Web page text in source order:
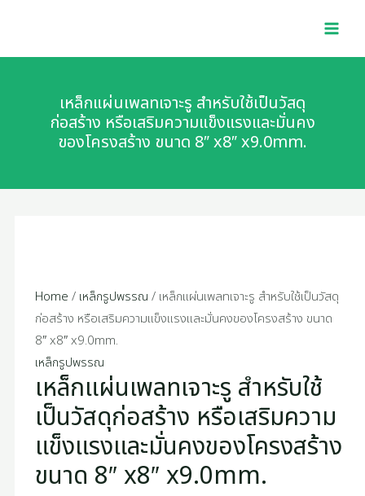
content
เหล็กแผ่นเพลทเจาะรู สำหรับใช้เป็นวัสดุ
ก่อสร้าง หรือเสริมความแข็งแรงและมั่นคง
ของโครงสร้าง ขนาด 8″ x8″ x9.0mm.
Home / เหล็กรูปพรรณ / เหล็กแผ่นเพลทเจาะรู สำหรับใช้เป็นวัสดุ
ก่อสร้าง หรือเสริมความแข็งแรงและมั่นคงของโครงสร้าง ขนาด
8″ x8″ x9.0mm.
เหล็กรูปพรรณ
เหล็กแผ่นเพลทเจาะรู สำหรับใช้
เป็นวัสดุก่อสร้าง หรือเสริมความ
แข็งแรงและมั่นคงของโครงสร้าง
ขนาด 8″ x8″ x9.0mm.
เพลท
สำหรับ
วัสดุ
แข็ง
แรง
และ
มั่นคง
ของ
โครงสร้าง
ขนาด
8"
x8"